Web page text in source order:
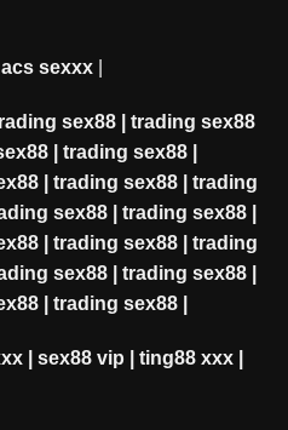
acs sexxx|
sex88| trading sex88
| trading sex88|
| trading sex88| trading
sex88| trading sex88|
| trading sex88| trading
sex88| trading sex88|
| trading sex88|
| sex88 vip ting88 xxx|